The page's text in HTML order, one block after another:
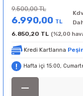
9.500,00 TL
6.990,00 TL
6.850,20 TL (%2,00
Kredi Kartlarına
Hafta içi 15:00,